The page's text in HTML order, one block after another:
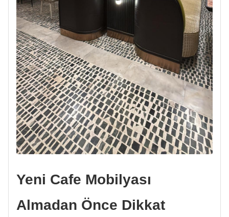
Yeni Cafe Mobilyası
Almadan Önce Dikkat